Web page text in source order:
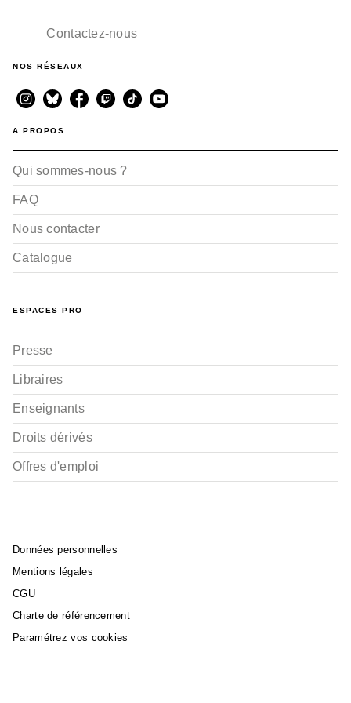
MER
Des gréements et des
Jean-Benoît Héron
MER
Manuel décomplexé de
Olivier Le Carrer
Contactez-nous
NOS RÉSEAUX
A PROPOS
Qui sommes-nous ?
FAQ
Nous contacter
Catalogue
ESPACES PRO
Presse
Libraires
Enseignants
Droits dérivés
Offres d'emploi
Données personnelles
Mentions légales
CGU
Charte de référencement
Paramétrez vos cookies